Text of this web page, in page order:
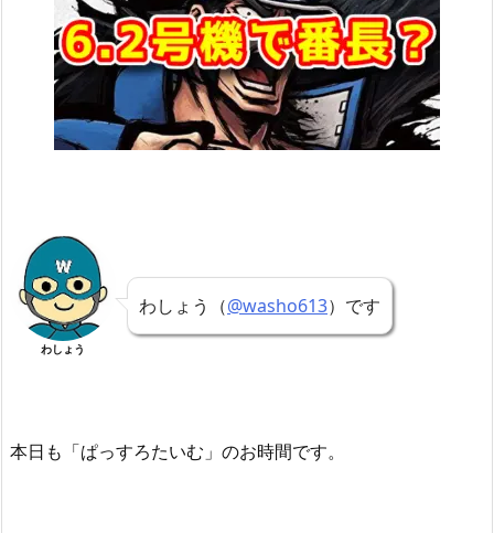
わしょう
わしょう（@washo613）です
本日も「ぱっすろたいむ」 のお時間です。